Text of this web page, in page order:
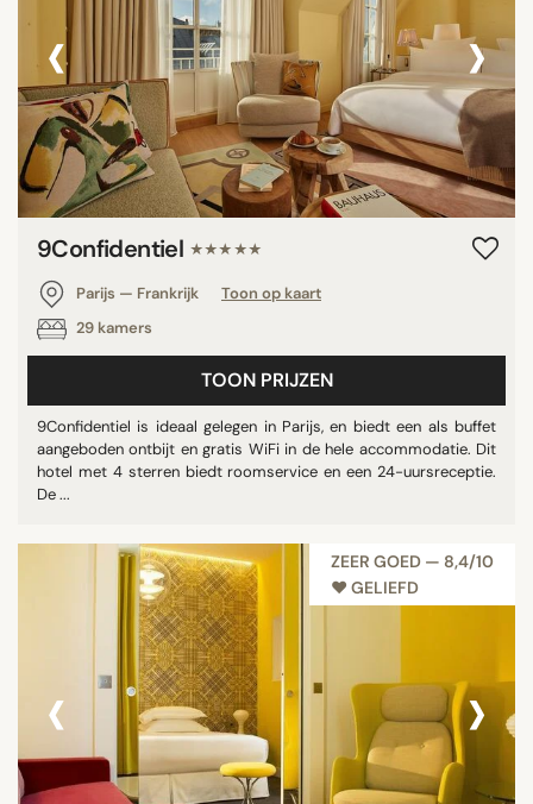
‹ ›
9Confidentiel ★★★★★
Parijs — Frankrijk
Toon op kaart
29 kamers
TOON PRIJZEN
9Confidentiel is ideaal gelegen in Parijs, en biedt een als buffet
aangeboden ontbijt en gratis WiFi in de hele accommodatie. Dit
hotel met 4 sterren biedt roomservice en een 24-uursreceptie.
De ...
ZEER GOED — 8,4/10
♥︎ GELIEFD
‹ ›